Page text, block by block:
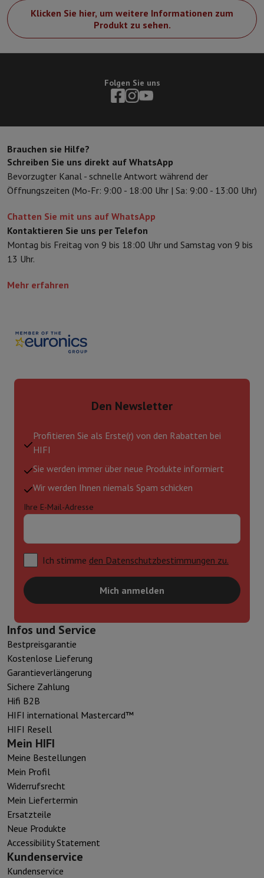
Sport, Gaming & Haustechnik
Home & Domotica Smart HomeSicherheit & Schutz IP-Kameras
Verbundene UhrenSmartwatchApple WatchSamsung Galaxy
Spielkonsolen Refurbished Konsolen
Sport Kopfhörer
AkkusLadegerät für Akkus
Kostenlose Lieferung
Unsere DienstleistungenKostenlose Lieferung
KundenserviceReparieren Sie Ihr GerätÜberprüfen Sie Ihre
Häufig gestellte Fragen Kann ich mit der HIFI International
Klicken Sie hier, um weitere Informationen zum
Produkt zu sehen.
Folgen Sie uns
Brauchen sie Hilfe?
Schreiben Sie uns direkt auf WhatsApp
Bevorzugter Kanal - schnelle Antwort während der
Öffnungszeiten (Mo-Fr: 9:00 - 18:00 Uhr | Sa: 9:00 - 13:00 Uhr)
Chatten Sie mit uns auf WhatsApp
Kontaktieren Sie uns per Telefon
Montag bis Freitag von 9 bis 18:00 Uhr und Samstag von 9 bis
13 Uhr.
Mehr erfahren
Den Newsletter
Profitieren Sie als Erste(r) von den Rabatten bei
HIFI
Sie werden immer über neue Produkte informiert
Wir werden Ihnen niemals Spam schicken
Ihre E-Mail-Adresse
Ich stimme den Datenschutzbestimmungen zu.
Mich anmelden
Infos und Service
Bestpreisgarantie
Kostenlose Lieferung
Garantieverlängerung
Sichere Zahlung
Hifi B2B
HIFI international Mastercard™
HIFI Resell
Mein HIFI
Meine Bestellungen
Mein Profil
Widerrufsrecht
Mein Liefertermin
Ersatzteile
Neue Produkte
Accessibility Statement
Kundenservice
Kundenservice